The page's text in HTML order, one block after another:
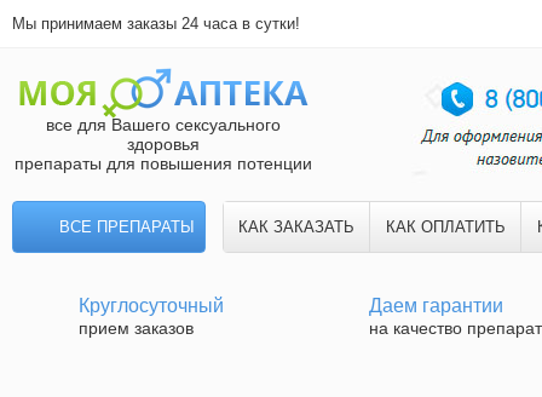
Мы принимаем заказы 24 часа в сутки!
все для Вашего сексуального
здоровья
препараты для повышения потенции
ВСЕ ПРЕПАРАТЫ КАК ЗАКАЗАТЬ КАК ОПЛАТИТЬ
Круглосуточный
прием заказов
Даем гарантии
на качество